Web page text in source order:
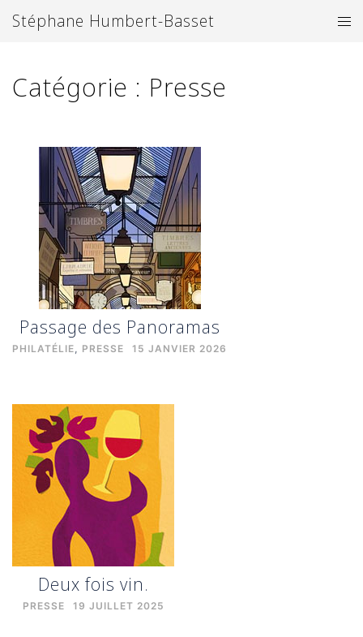
auStéphane Humbert-Basset
Catégorie : Presse
Passage des Panoramas
PHILATÉLIE, PRESSE 15 JANVIER 2026
Deux fois vin.
PRESSE 19 JUILLET 2025